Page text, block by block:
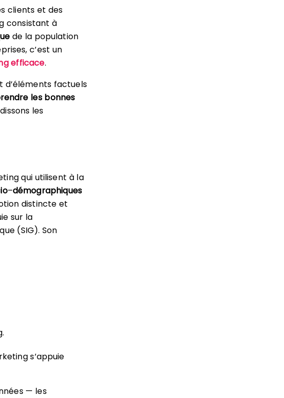
clients et des
consistant à
de la population
c’est un
efficace.
d’éléments factuels
les bonnes
les
qui utilisent à la
–démographiques
distincte et
sur la
(SIG). Son
s’appuie
— les